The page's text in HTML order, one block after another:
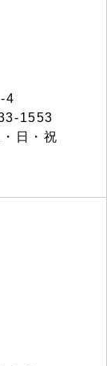
4
1553
日・祝